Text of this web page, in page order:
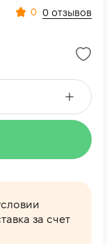
0 0 отзывов
за счет